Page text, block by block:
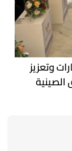
وتعزيز
الصينية